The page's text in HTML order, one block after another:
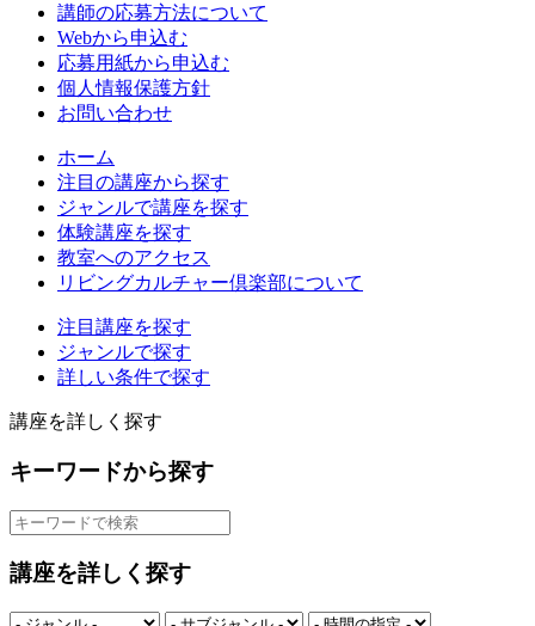
講師の応募方法について
Webから申込む
応募用紙から申込む
個人情報保護方針
お問い合わせ
ホーム
注目の講座から探す
ジャンルで講座を探す
体験講座を探す
教室へのアクセス
リビングカルチャー倶楽部について
注目講座を探す
ジャンルで探す
詳しい条件で探す
講座を詳しく探す
キーワードから探す
講座を詳しく探す